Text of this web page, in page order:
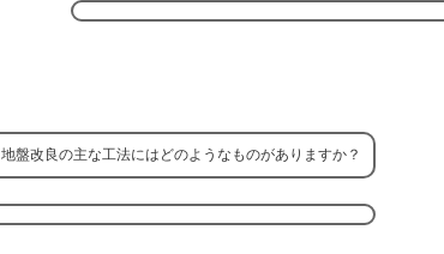
地盤改良の主な工法にはどのようなものがありますか？